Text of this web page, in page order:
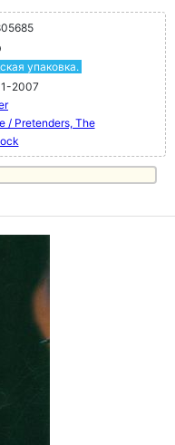
упаковка.
2007
/ Pretenders, The